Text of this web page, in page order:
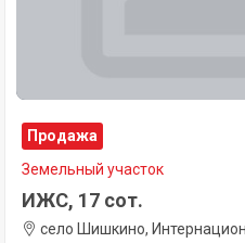
Продажа
Земельный участок
ИЖС, 17 сот.
село Шишкино,